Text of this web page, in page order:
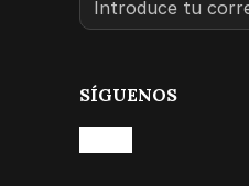
SÍGUENOS